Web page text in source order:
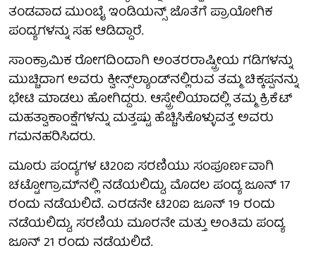
ತಂಡವಾದ ಮುಂಬೈ ಇಂಡಿಯನ್ಸ್ ಜೊತೆಗೆ ಪ್ರಾಯೋಗಿಕ
ಪಂದ್ಯಗಳನ್ನು ಸಹ ಆಡಿದ್ದಾರೆ.
ಸಾಂಕ್ರಾಮಿಕ ರೋಗದಿಂದಾಗಿ ಅಂತರರಾಷ್ಟ್ರೀಯ ಗಡಿಗಳನ್ನು
ಮುಚ್ಚಿದಾಗ ಅವರು ಕ್ವೀನ್ಸ್‌ಲ್ಯಾಂಡ್‌ನಲ್ಲಿರುವ ತಮ್ಮ ಚಿಕ್ಕಪ್ಪನನ್ನು
ಭೇಟಿ ಮಾಡಲು ಹೋಗಿದ್ದರು. ಆಸ್ಟ್ರೇಲಿಯಾದಲ್ಲಿ ತಮ್ಮ ಕ್ರಿಕೆಟ್
ಮಹತ್ವಾಕಾಂಕ್ಷೆಗಳನ್ನು ಮತ್ತಷ್ಟು ಹೆಚ್ಚಿಸಿಕೊಳ್ಳುವತ್ತ ಅವರು
ಗಮನಹರಿಸಿದರು.
ಮೂರು ಪಂದ್ಯಗಳ ಟಿ20ಐ ಸರಣಿಯು ಸಂಪೂರ್ಣವಾಗಿ
ಚಟ್ಟೋಗ್ರಾಮ್‌ನಲ್ಲಿ ನಡೆಯಲಿದ್ದು, ಮೊದಲ ಪಂದ್ಯ ಜೂನ್ 17
ರಂದು ನಡೆಯಲಿದೆ. ಎರಡನೇ ಟಿ20ಐ ಜೂನ್ 19 ರಂದು
ನಡೆಯಲಿದ್ದು, ಸರಣಿಯ ಮೂರನೇ ಮತ್ತು ಅಂತಿಮ ಪಂದ್ಯ
ಜೂನ್ 21 ರಂದು ನಡೆಯಲಿದೆ.